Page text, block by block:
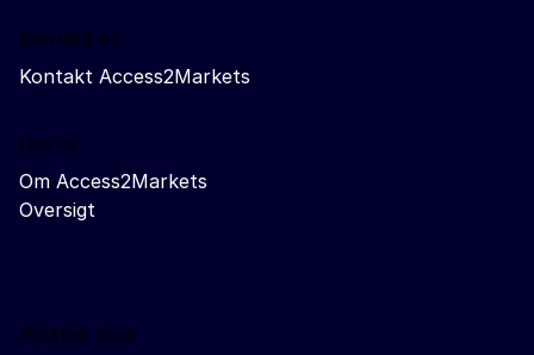
Kontakt os
Kontakt Access2Markets
Om os
Om Access2Markets
Oversigt
Related sites